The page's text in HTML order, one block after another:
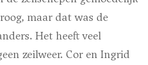
maar dat was de
Het heeft veel
zeilweer. Cor en Ingrid